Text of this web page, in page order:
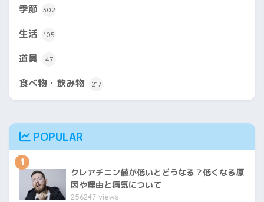
季節 302
生活 105
道具 47
食べ物・飲み物 217
POPULAR
1
クレアチニン値が低いとどうなる？低くなる原
因や理由と病気について
256247 views